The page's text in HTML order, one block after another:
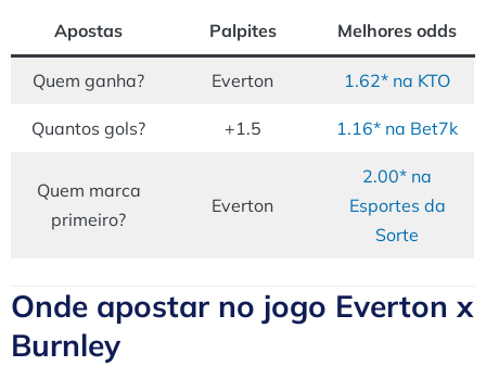
Apostas Palpites Melhores odds
Quem ganha? Everton 1.62* na KTO
Quantos gols? +1.5 1.16* na Bet7k
Quem marca
primeiro?
Everton
2.00* na
Esportes da
Sorte
Onde apostar no jogo Everton x
Burnley